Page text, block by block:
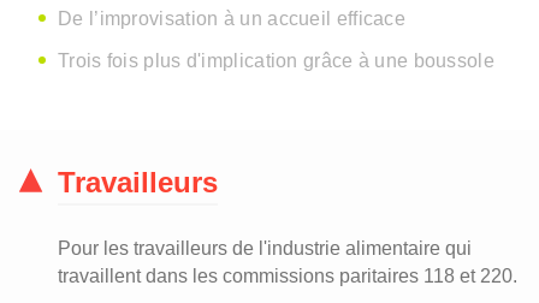
De l’improvisation à un accueil efficace
Trois fois plus d'implication grâce à une boussole
Travailleurs
Pour les travailleurs de l'industrie alimentaire qui
travaillent dans les commissions paritaires 118 et 220.